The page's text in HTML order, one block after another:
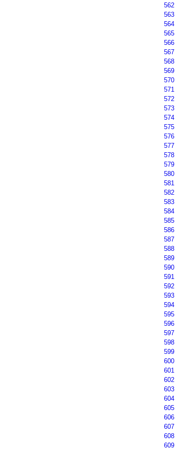
562
563
564
565
566
567
568
569
570
571
572
573
574
575
576
577
578
579
580
581
582
583
584
585
586
587
588
589
590
591
592
593
594
595
596
597
598
599
600
601
602
603
604
605
606
607
608
609